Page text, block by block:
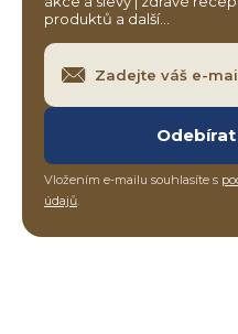
produktů a další…
Vložením e-mailu souhlasíte s
údajů.